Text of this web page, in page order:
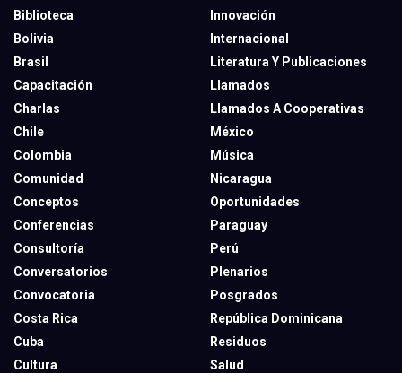
Biblioteca
Bolivia
Brasil
Capacitación
Charlas
Chile
Colombia
Comunidad
Conceptos
Conferencias
Consultoría
Conversatorios
Convocatoria
Costa Rica
Cuba
Cultura
Innovación
Internacional
Literatura Y Publicaciones
Llamados
Llamados A Cooperativas
México
Música
Nicaragua
Oportunidades
Paraguay
Perú
Plenarios
Posgrados
República Dominicana
Residuos
Salud